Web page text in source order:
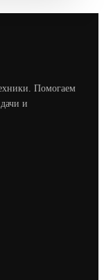
Помогаем
и